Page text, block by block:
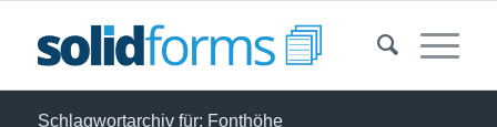
Schlagwortarchiv für: Fonthöhe